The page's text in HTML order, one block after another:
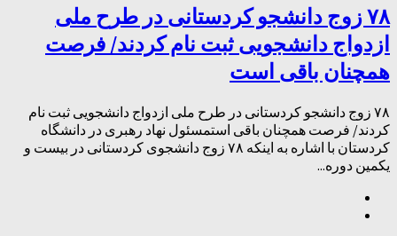
۷۸ زوج دانشجو کردستانی در طرح ملی
ازدواج دانشجویی ثبت نام کردند/ فرصت
همچنان باقی است
۷۸ زوج دانشجو کردستانی در طرح ملی ازدواج دانشجویی ثبت نام
کردند/ فرصت همچنان باقی استمسئول نهاد رهبری در دانشگاه
کردستان با اشاره به اینکه ۷۸ زوج دانشجوی کردستانی در بیست و
یکمین دوره...